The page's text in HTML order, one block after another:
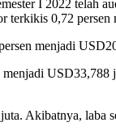
I 2022 telah
terkikis 0,72
menjadi
Akibatnya, laba